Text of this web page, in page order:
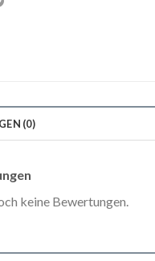
(0)
keine Bewertungen.